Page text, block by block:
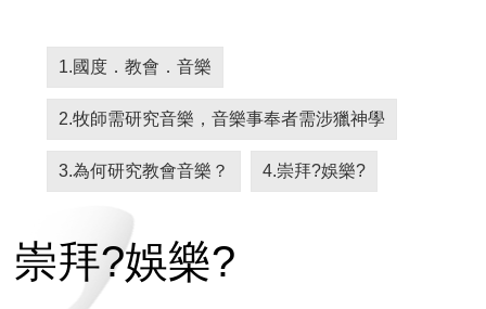
1.國度．教會．音樂
2.牧師需研究音樂，音樂事奉者需涉獵神學
3.為何研究教會音樂？ 4.崇拜?娛樂?
崇拜?娛樂?